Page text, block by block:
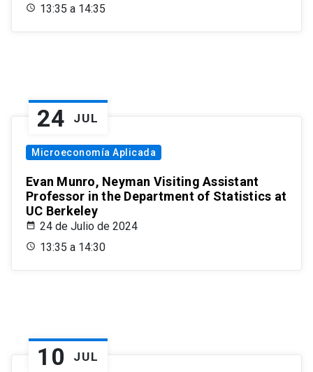
13:35 a 14:35
24 JUL
Microeconomía Aplicada
Evan Munro, Neyman Visiting Assistant
Professor in the Department of Statistics at
UC Berkeley
24 de Julio de 2024
13:35 a 14:30
10 JUL